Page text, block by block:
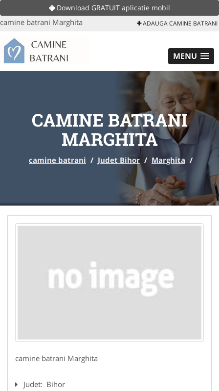
Download GRATUIT aplicatie mobil
camine batrani Marghita ADAUGA CAMINE BATRANI
MENU
CAMINE BATRANI
MARGHITA
camine batrani / Judet Bihor / Marghita /
camine batrani Marghita
Judet: Bihor